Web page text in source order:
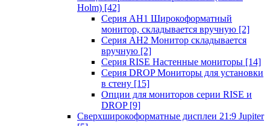
Holm) [42]
Серия AH1 Широкоформатный
монитор, складывается вручную [2]
Серия AH2 Монитор складывается
вручную [2]
Серия RISE Настенные мониторы [14]
Серия DROP Мониторы для установки
в стену [15]
Опции для мониторов серии RISE и
DROP [9]
Сверхширокоформатные дисплеи 21:9 Jupiter